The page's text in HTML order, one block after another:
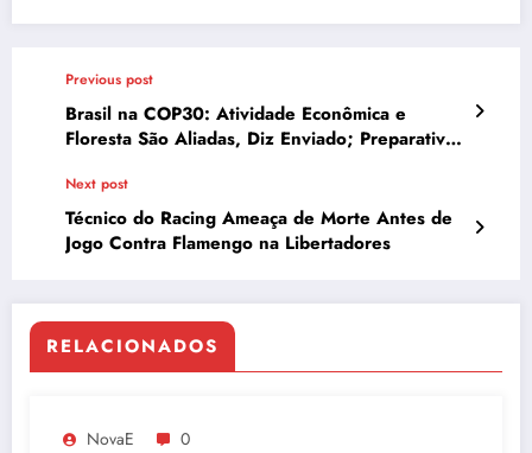
Previous post
Brasil na COP30: Atividade Econômica e
Floresta São Aliadas, Diz Enviado; Preparativos
Next post
Técnico do Racing Ameaça de Morte Antes de
Jogo Contra Flamengo na Libertadores
RELACIONADOS
NovaE 0